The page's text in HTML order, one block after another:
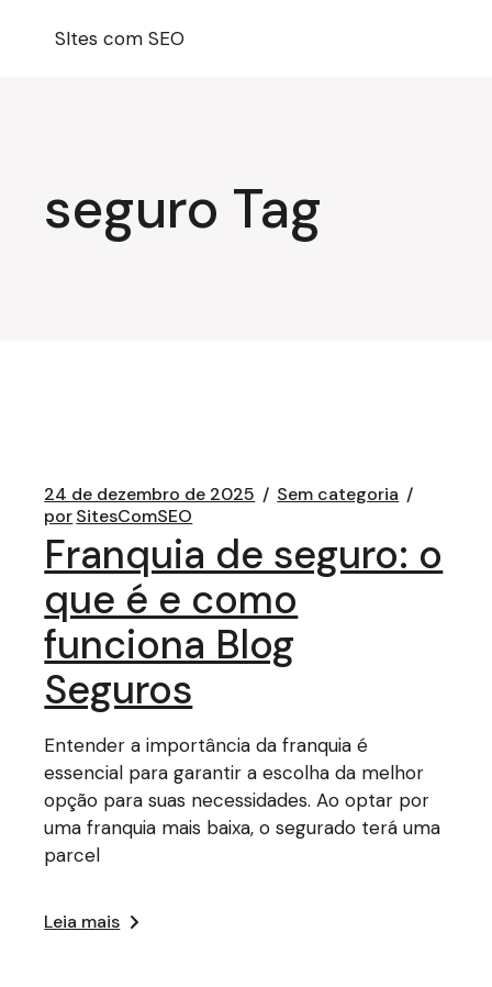
SItes com SEO
seguro Tag
24 de dezembro de 2025
Sem categoria
porSitesComSEO
Franquia de seguro: o
que é e como
funciona Blog
Seguros
Entender a importância da franquia é
essencial para garantir a escolha da melhor
opção para suas necessidades. Ao optar por
uma franquia mais baixa, o segurado terá uma
parcel
Leia mais